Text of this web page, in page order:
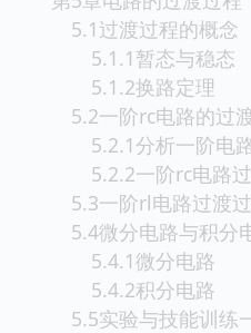
5.1过渡过程的概念
5.1.1暂态与稳态
5.1.2换路定理
5.2一阶rc电路的过
5.2.1分析一阶电路
5.2.2一阶rc电路过
5.3一阶rl电路过渡
5.4微分电路与积分
5.4.1微分电路
5.4.2积分电路
5.5实验与技能训练